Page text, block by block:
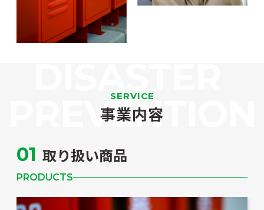
SERVICE
事業内容
01 取り扱い商品
PRODUCTS